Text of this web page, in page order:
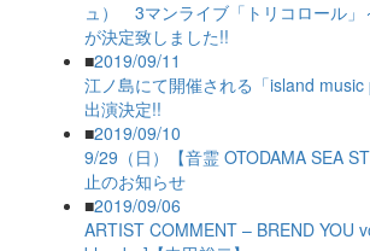
ュ） 3マンライブ「トリコロール」
が決定致しました!!
■2019/09/11
江ノ島にて開催される「island music
出演決定!!
■2019/09/10
9/29（日）【音霊 OTODAMA SEA
止のお知らせ
■2019/09/06
ARTIST COMMENT – BREND YOU